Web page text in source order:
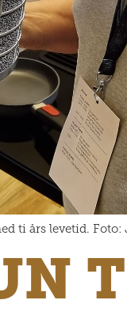
ti års levetid. Foto: